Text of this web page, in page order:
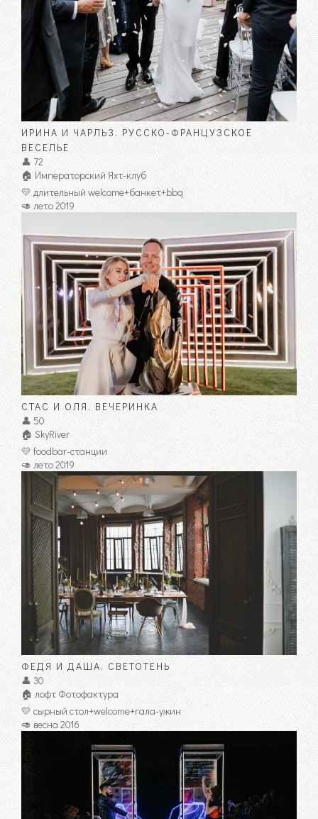
ИРИНА И ЧАРЛЬЗ. РУССКО-ФРАНЦУЗСКОЕ
ВЕСЕЛЬЕ
👤 72
🏠 Императорский Яхт-клуб
💛 длительный welcome+банкет+bbq
🥑 лето 2019
СТАС И ОЛЯ. ВЕЧЕРИНКА
👤 50
🏠 SkyRiver
💛 foodbar-станции
🥑 лето 2019
ФЕДЯ И ДАША. СВЕТОТЕНЬ
👤 30
🏠 лофт Фотофактура
💛 сырный стол+welcome+гала-ужин
🥑 весна 2016